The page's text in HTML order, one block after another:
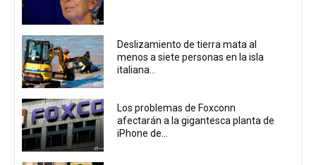
Deslizamiento de tierra mata al
menos a siete personas en la isla
italiana...
Los problemas de Foxconn
afectarán a la gigantesca planta de
iPhone de...